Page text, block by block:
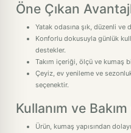
Öne Çıkan
Yatak odasına şık, düzenli ve
Konforlu dokusuyla günlük
destekler.
Takım içeriği, ölçü ve kumaş
Çeyiz, ev yenileme ve
seçenektir.
Kullanım ve
Ürün, kumaş yapısından